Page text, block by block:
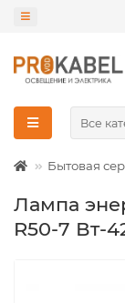
Все
Бытовая
Лампа
R50-7 Вт-